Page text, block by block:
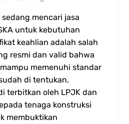
mencari jasa
untuk kebutuhan
keahlian adalah salah
resmi dan valid bahwa
memenuhi standar
di tentukan.
terbitkan oleh LPJK dan
tenaga konstruksi
membuktikan